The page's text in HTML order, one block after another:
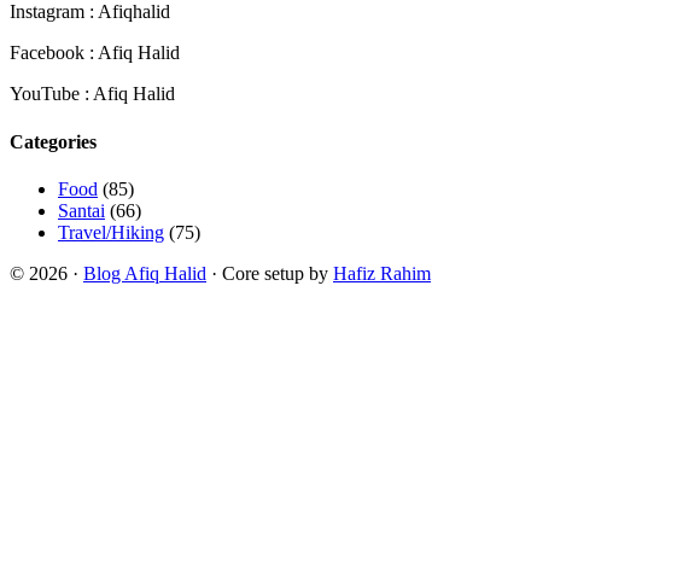
Instagram : Afiqhalid
Facebook : Afiq Halid
YouTube : Afiq Halid
Categories
Food (85)
Santai (66)
Travel/Hiking (75)
© 2026 · Blog Afiq Halid · Core setup by Hafiz Rahim